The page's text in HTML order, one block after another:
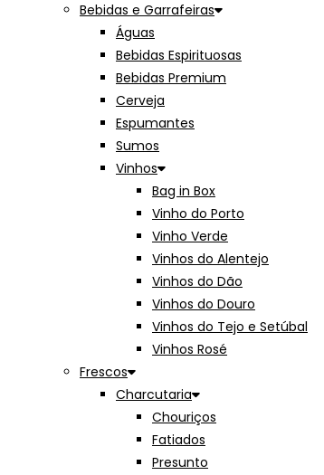
Bebidas e Garrafeiras
Águas
Bebidas Espirituosas
Bebidas Premium
Cerveja
Espumantes
Sumos
Vinhos
Bag in Box
Vinho do Porto
Vinho Verde
Vinhos do Alentejo
Vinhos do Dão
Vinhos do Douro
Vinhos do Tejo e Setúbal
Vinhos Rosé
Frescos
Charcutaria
Chouriços
Fatiados
Presunto